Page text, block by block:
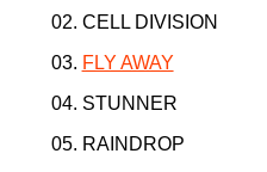
02. CELL DIVISION
03. FLY AWAY
04. STUNNER
05. RAINDROP